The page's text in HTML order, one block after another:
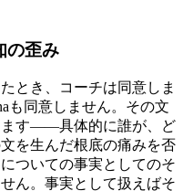
の歪み
とき、コーチは同意しま
も同意しません。その文
ます——具体的に誰が、ど
を生んだ根底の痛みを否
ついての事実としてのそ
ん。事実として扱えばそ